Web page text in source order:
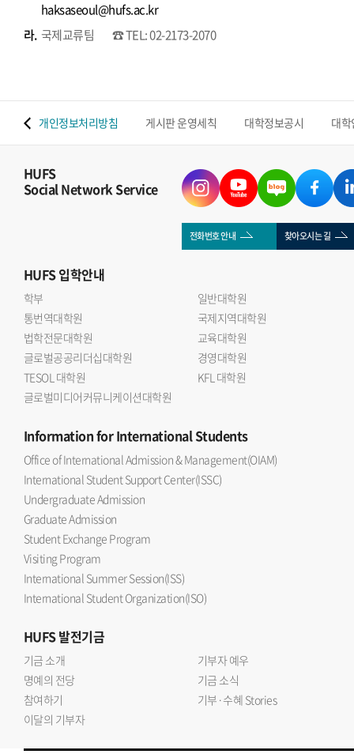
haksaseoul@hufs.ac.kr
라. 국제교류팀 ☎ TEL: 02-2173-2070
개인정보처리방침 게시판 운영세칙 대학정보공시 대
HUFS
Social Network Service
전화번호 안내 찾아오시는 길
HUFS입학안내
학부
일반대학원
통번역대학원
국제지역대학원
법학전문대학원
교육대학원
글로벌공공리더십대학원
경영대학원
TESOL 대학원
KFL 대학원
글로벌미디어커뮤니케이션대학원
Informationfor International Students
Office of International Admission & Management(OIAM)
International Student Support Center(ISSC)
Undergraduate Admission
Graduate Admission
Student Exchange Program
Visiting Program
International Summer Session(ISS)
International Student Organization(ISO)
HUFS발전기금
기금 소개
기부자 예우
명예의 전당
기금 소식
참여하기
기부·수혜 Stories
이달의 기부자